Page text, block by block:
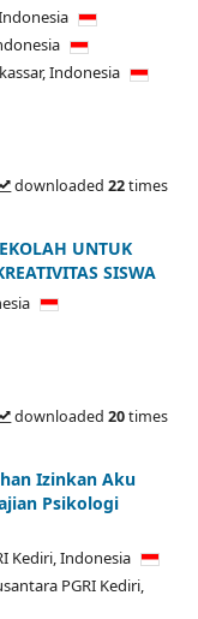
Indonesia
downloaded 22times
UNTUK
SISWA
downloaded 20times
Izinkan Aku
Psikologi
Kediri,Indonesia
PGRI Kediri,